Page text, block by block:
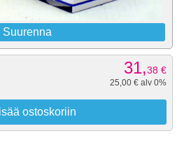
Suurenna
31,38 €
25,00 € alv 0%
ostoskoriin